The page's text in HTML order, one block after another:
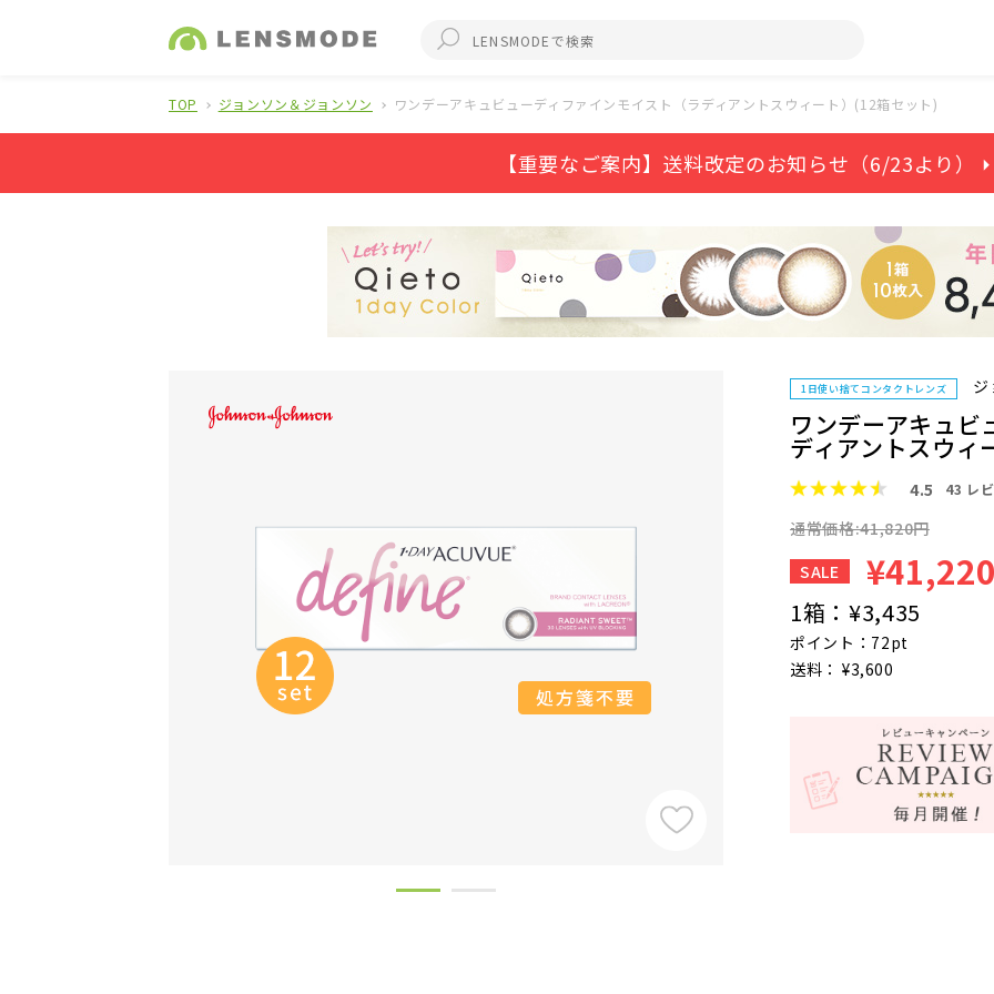
TOP ジョンソン＆ジョンソン ワンデーアキュビューディファインモイスト（ラディアントスウィート）(12箱セット)
【重要なご案内】送料改定のお知らせ（6/23より） ⏵
1日使い捨てコンタクトレンズ ジ
ワンデーアキュビ
ディアントスウ
4.5 43 レ
通常価格:41,820円
SALE
1箱： ¥3,435
ポイント：72pt
送料： ¥3,600